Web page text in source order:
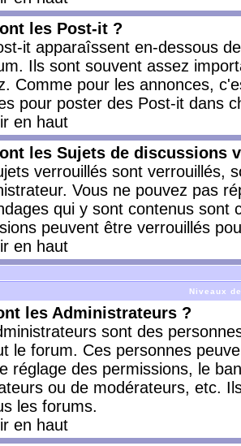
les Post-it ?
it apparaîssent en-dessous
Ils sont souvent assez
Comme pour les annonces,
pour poster des Post-it dans
en haut
les Sujets de discussions
verrouillés sont verrouillés,
Vous ne pouvez pas
qui y sont contenus
peuvent être verrouillés
en haut
Niveaux
les Administrateurs ?
sont des
le forum. Ces personnes
réglage des permissions, le
ou de modérateurs, etc.
les forums.
en haut